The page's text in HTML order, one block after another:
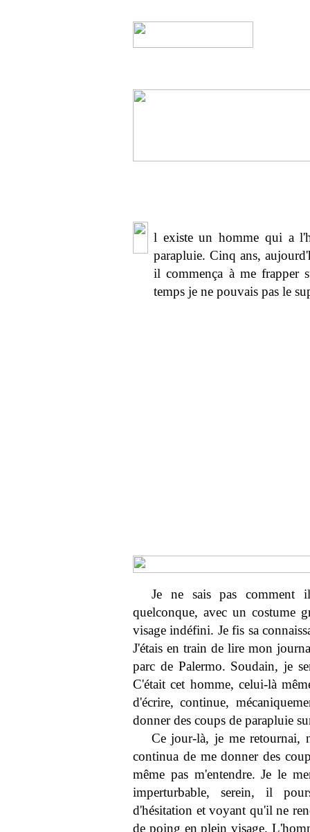
l existe un homme qui a
parapluie. Cinq ans,
il commença à me frapper
temps je ne pouvais pas le
Je ne sais pas comment
quelconque, avec un costume
visage indéfini. Je fis sa
J'étais en train de lire mon
parc de Palermo. Soudain, je
C'était cet homme, celui-là
d'écrire, continue,
donner des coups de parapluie
Ce jour-là, je me
continua de me donner des
même pas m'entendre. Je le
imperturbable, serein, il
d'hésitation et voyant qu'il ne
de poing en plein visage.